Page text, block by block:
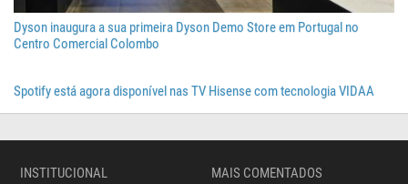
Dyson inaugura a sua primeira Dyson Demo Store em Portugal no
Centro Comercial Colombo
Spotify está agora disponível nas TV Hisense com tecnologia VIDAA
INSTITUCIONAL MAIS COMENTADOS